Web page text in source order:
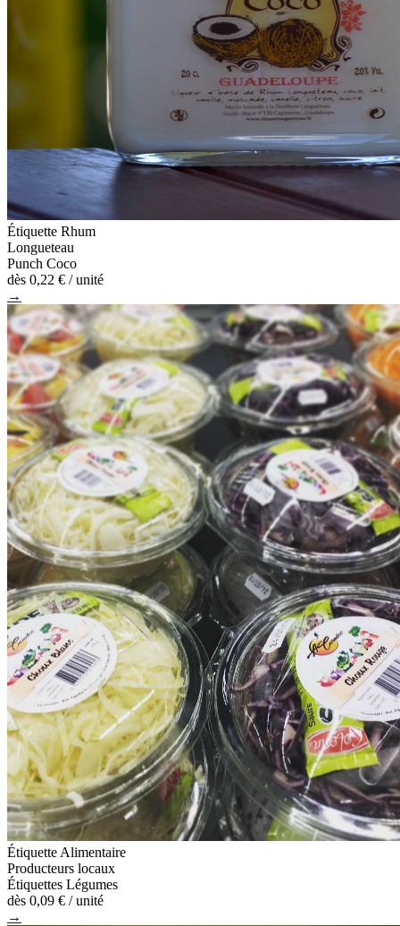
Étiquette Rhum
Longueteau
Punch Coco
dès 0,22 € / unité
→
Étiquette Alimentaire
Producteurs locaux
Étiquettes Légumes
dès 0,09 € / unité
→